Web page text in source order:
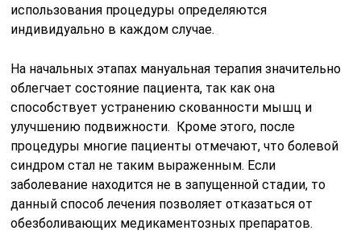
использования процедуры определяются
индивидуально в каждом случае.
На начальных этапах мануальная терапия значительно
облегчает состояние пациента, так как она
способствует устранению скованности мышц и
улучшению подвижности. Кроме этого, после
процедуры многие пациенты отмечают, что болевой
синдром стал не таким выраженным. Если
заболевание находится не в запущенной стадии, то
данный способ лечения позволяет отказаться от
обезболивающих медикаментозных препаратов.